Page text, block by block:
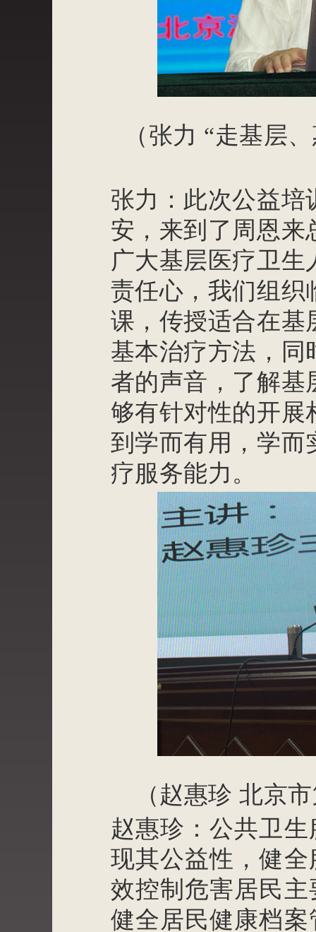
（张力 “走基层
张力：此次公益培
安，来到了周恩来
广大基层医疗卫
责任心，我们组织
课，传授适合在基
基本治疗方法，同
者的声音，了解基
够有针对性的开展
到学而有用，学而
疗服务能力。
（赵惠珍 北京
赵惠珍：公共卫
现其公益性，健
效控制危害居民
健全居民健康档